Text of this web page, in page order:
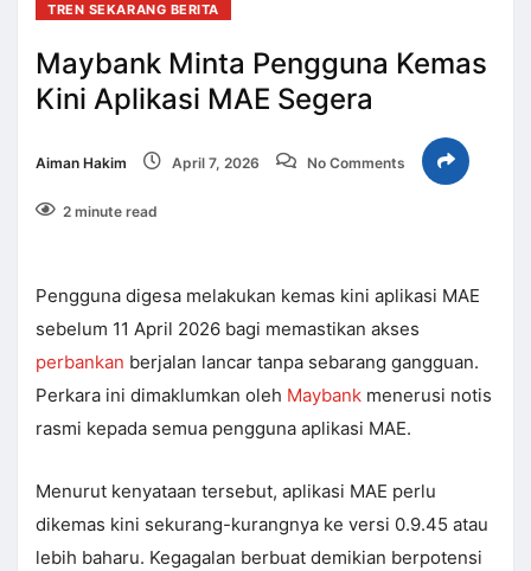
TREN SEKARANG BERITA
Maybank Minta Pengguna Kemas
Kini Aplikasi MAE Segera
Aiman Hakim April 7, 2026 No Comments
2 minute read
Pengguna digesa melakukan kemas kini aplikasi MAE
sebelum 11 April 2026 bagi memastikan akses
perbankan berjalan lancar tanpa sebarang gangguan.
Perkara ini dimaklumkan oleh Maybank menerusi notis
rasmi kepada semua pengguna aplikasi MAE.
Menurut kenyataan tersebut, aplikasi MAE perlu
dikemas kini sekurang-kurangnya ke versi 0.9.45 atau
lebih baharu. Kegagalan berbuat demikian berpotensi